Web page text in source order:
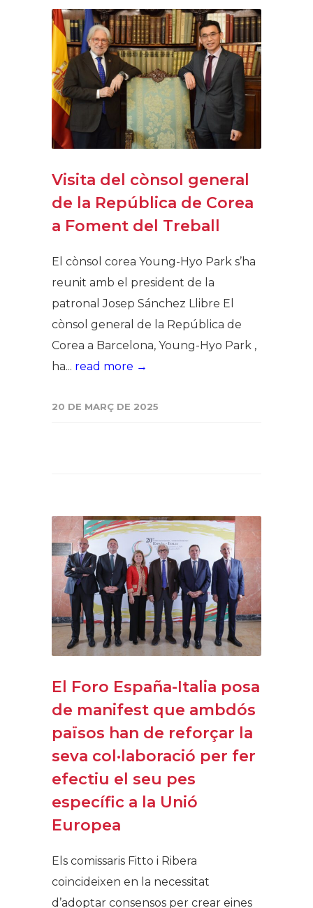
Visita del cònsol general
de la República de Corea
a Foment del Treball
El cònsol corea Young-Hyo Park s’ha
reunit amb el president de la
patronal Josep Sánchez Llibre El
cònsol general de la República de
Corea a Barcelona, Young-Hyo Park ,
ha... read more →
20 DE MARÇ DE 2025
El Foro España-Italia posa
de manifest que ambdós
països han de reforçar la
seva col·laboració per fer
efectiu el seu pes
específic a la Unió
Europea
Els comissaris Fitto i Ribera
coincideixen en la necessitat
d’adoptar consensos per crear eines